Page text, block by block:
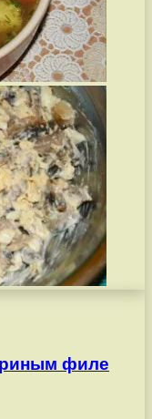
филе